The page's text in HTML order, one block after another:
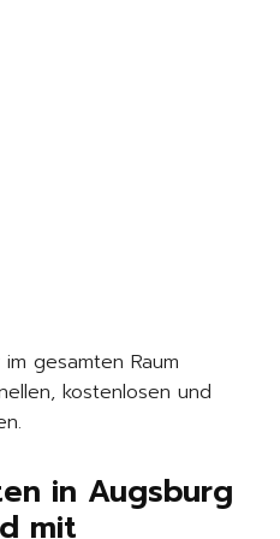
gesamten Raum
kostenlosen und
in Augsburg
mit